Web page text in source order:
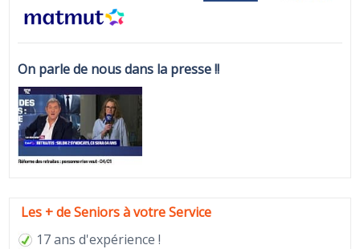
On parle de nous dans la presse !!
Les + de Seniors à votre Service
17 ans d'expérience !